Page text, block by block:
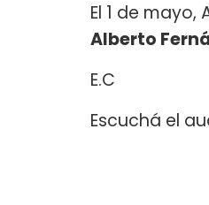
El 1 de
Alberto
E.C
Escuchá el